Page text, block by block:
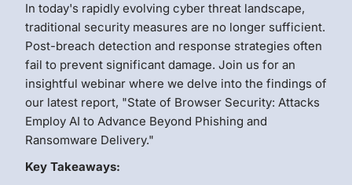
In today's rapidly evolving cyber threat landscape,
traditional security measures are no longer sufficient.
Post-breach detection and response strategies often
fail to prevent significant damage. Join us for an
insightful webinar where we delve into the findings of
our latest report, "State of Browser Security: Attacks
Employ AI to Advance Beyond Phishing and
Ransomware Delivery."
Key Takeaways: